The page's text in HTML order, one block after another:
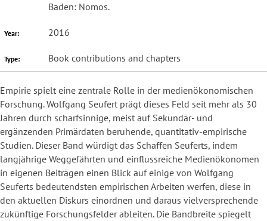
Baden: Nomos.
Year: 2016
Type: Book contributions and chapters
Empirie spielt eine zentrale Rolle in der medienökonomischen
Forschung. Wolfgang Seufert prägt dieses Feld seit mehr als 30
Jahren durch scharfsinnige, meist auf Sekundär- und
ergänzenden Primärdaten beruhende, quantitativ-empirische
Studien. Dieser Band würdigt das Schaffen Seuferts, indem
langjährige Weggefährten und einflussreiche Medienökonomen
in eigenen Beiträgen einen Blick auf einige von Wolfgang
Seuferts bedeutendsten empirischen Arbeiten werfen, diese in
den aktuellen Diskurs einordnen und daraus vielversprechende
zukünftige Forschungsfelder ableiten. Die Bandbreite spiegelt